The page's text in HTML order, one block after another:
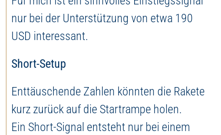
nur bei der Unterstützung von etwa 190
USD interessant.
Short-Setup
Enttäuschende Zahlen könnten die Rakete
kurz zurück auf die Startrampe holen.
Ein Short-Signal entsteht nur bei einem